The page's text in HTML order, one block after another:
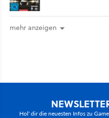
mehr anzeigen
Hol' dir die neuesten Infos zu